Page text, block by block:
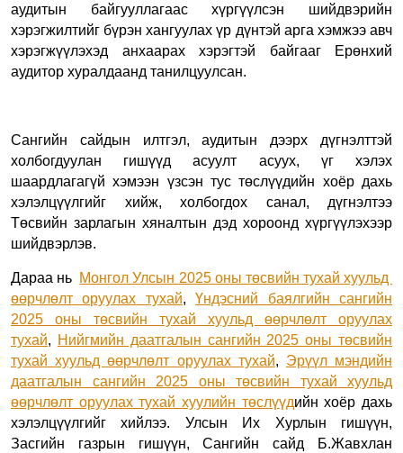
аудитын байгууллагаас хүргүүлсэн шийдвэрийн
хэрэгжилтийг бүрэн хангуулах үр дүнтэй арга хэмжээ авч
хэрэгжүүлэхэд анхаарах хэрэгтэй байгааг Ерөнхий
аудитор хуралдаанд танилцуулсан.
Сангийн сайдын илтгэл, аудитын дээрх дүгнэлттэй
холбогдуулан гишүүд асуулт асуух, үг хэлэх
шаардлагагүй хэмээн үзсэн тус төслүүдийн хоёр дахь
хэлэлцүүлгийг хийж, холбогдох санал, дүгнэлтээ
Төсвийн зарлагын хяналтын дэд хороонд хүргүүлэхээр
шийдвэрлэв.
Дараа нь Монгол Улсын 2025 оны төсвийн тухай хуульд
өөрчлөлт оруулах тухай,Үндэсний баялгийн сангийн
2025 оны төсвийн тухай хуульд өөрчлөлт оруулах
тухай, Нийгмийн даатгалын сангийн 2025 оны төсвийн
тухай хуульд өөрчлөлт оруулах тухай, Эрүүл мэндийн
даатгалын сангийн 2025 оны төсвийн тухай хуульд
өөрчлөлт оруулах тухай хуулийн төслүүдийн хоёр дахь
хэлэлцүүлгийг хийлээ. Улсын Их Хурлын гишүүн,
Засгийн газрын гишүүн, Сангийн сайд Б.Жавхлан